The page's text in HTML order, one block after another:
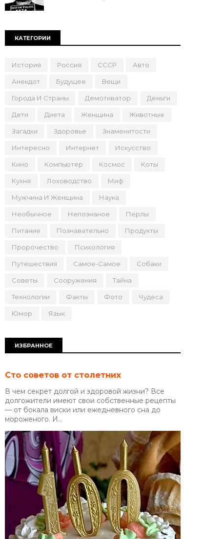
КАТЕГОРИИ
История Россия СССР Авто
Анекдот Будущее Вещи
Города И Страны Демотиватор Деньги
Дети Диета Женщина Животные
Загадки Здоровье Знаменитости
Интересно Интернет Искусство
Кино Компьютер Космос Коты
Кухня Лоховодство Миф
Мужчина И Женщина Наука
Необычное Непознаное Перлы
Питание Познавательно Продукты
Пророчество Психология
Путешествия Самое-Самое Собаки
Советы Сооружения Тайна
Технологии Факты Фото Чудеса
Юмор Язык
ИЗБРАННОЕ
Сто советов от столетних
В чем секрет долгой и здоровой жизни? Все
долгожители имеют свои собственные рецепты
— от бокала виски или ежедневного сна до
мороженого. И...